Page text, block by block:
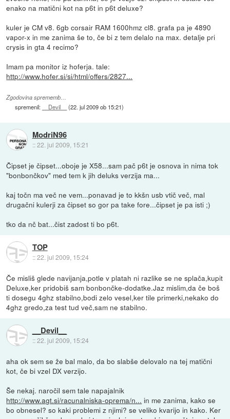
enako na matični kot na p6t in p6t deluxe?
kuler je CM v8. 6gb corsair RAM 1600hmz cl8. grafa pa je 4890
vapor-x in me zanima še to, če bi z tem delalo na max. detalje pri
crysis in gta 4 recimo?
Imam pa monitor iz hoferja. tale:
http://www.hofer.si/si/html/offers/2827...
Zgodovina sprememb…
spremenil: __Devil__ (22. jul 2009 ob 15:21)
ModriN96
::22. jul 2009, 15:21
Čipset je čipset...oboje je X58...sam pač p6t je osnova in nima tok
"bonbončkov" med tem k jih deluks verzija ma...
kaj točn ma več ne vem...ponavad je to kkšn usb vtič več, mal
drugačni kulerji za čipset so gor pa take fore...čipset je pa isti ;)
tko da nč bat...čist zadost ti bo p6t.
TOP
::22. jul 2009, 15:24
Če misliš glede navijanja,potle v platah ni razlike se ne splača,kupit
Deluxe,ker pridobiš sam bonbončke-dodatke.Jaz mislim,da če boš
ti dosegu 4ghz stabilno,bodi zelo vesel,ker tile primerki,nekako do
4ghz gredo,za test tud več,sam ne stabilno.
__Devil__
::22. jul 2009, 15:24
aha ok sem se že bal malo, da bo slabše delovalo na tej matični
kot, če bi vzel DX verzijo.
Še nekaj. naročil sem tale napajalnik
http://www.agt.si/racunalniska-oprema/n... in me zanima, kako se
bo obnesel? so kaki problemi z njimi? se veliko kvarijo in kako. Ker